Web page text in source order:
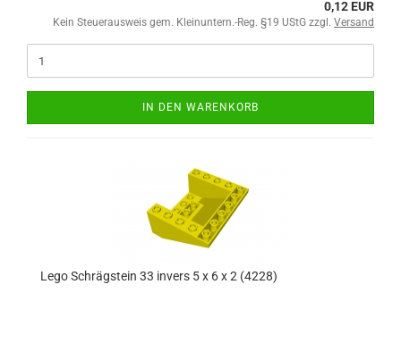
0,12 EUR
Kein Steuerausweis gem. Kleinuntern.-Reg. §19 UStG zzgl. Versand
IN DEN WARENKORB
Lego Schrägstein 33 invers 5 x 6 x 2 (4228)